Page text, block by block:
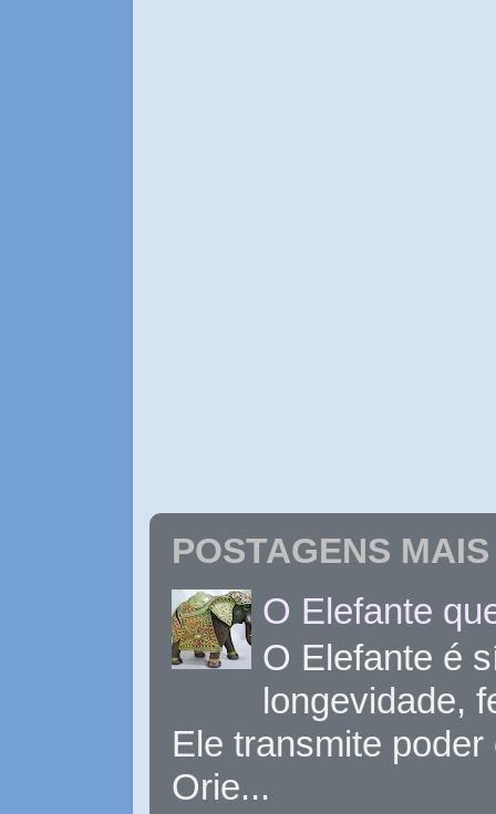
POSTAGENS
O Elefante
O Elefante é
longevidade,
Ele transmite
Orie...